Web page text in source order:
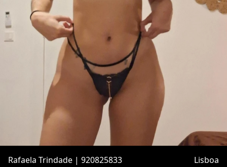
Rafaela Trindade | 920825833 Lisboa